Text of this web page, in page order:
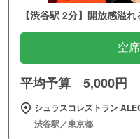
【渋谷駅 2分】開放感溢
空
平均予算 5,000円
シュラスコレストラン
渋谷駅／東京都